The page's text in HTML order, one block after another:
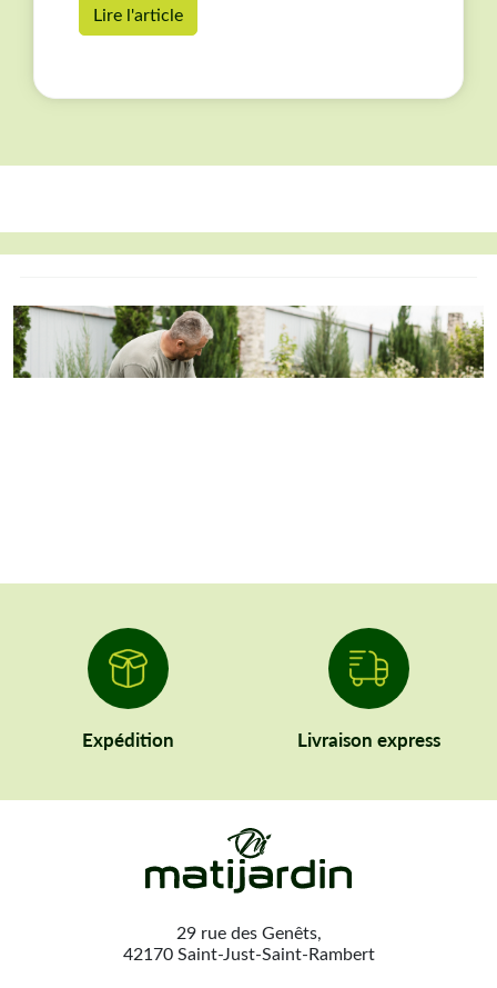
Lire l'article
Expédition Livraison express
29 rue des Genêts,
42170 Saint-Just-Saint-Rambert